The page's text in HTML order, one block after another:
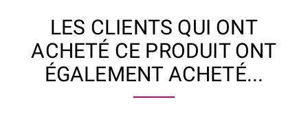
LES CLIENTS QUI ONT
ACHETÉ CE PRODUIT ONT
ÉGALEMENT ACHETÉ...